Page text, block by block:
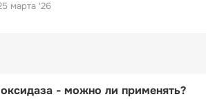
марта '26
- можно ли применять?